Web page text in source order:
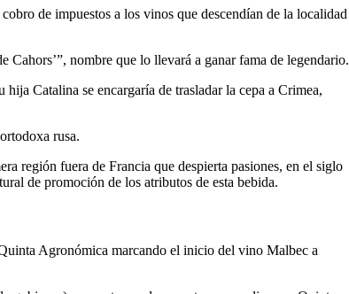
de impuestos a los vinos que descendían de la localidad
nombre que lo llevará a ganar fama de legendario.
Catalina se encargaría de trasladar la cepa a Crimea,
rusa.
región fuera de Francia que despierta pasiones, en el siglo
de promoción de los atributos de esta bebida.
Agronómica marcando el inicio del vino Malbec a